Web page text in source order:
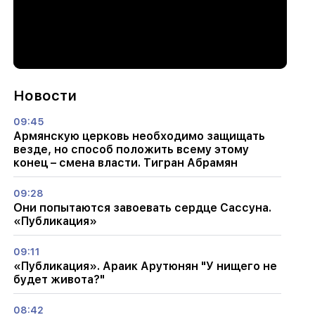
Новости
09:45
Армянскую церковь необходимо защищать
везде, но способ положить всему этому
конец – смена власти. Тигран Абрамян
09:28
Они попытаются завоевать сердце Сассуна.
«Публикация»
09:11
«Публикация». Араик Арутюнян "У нищего не
будет живота?"
08:42